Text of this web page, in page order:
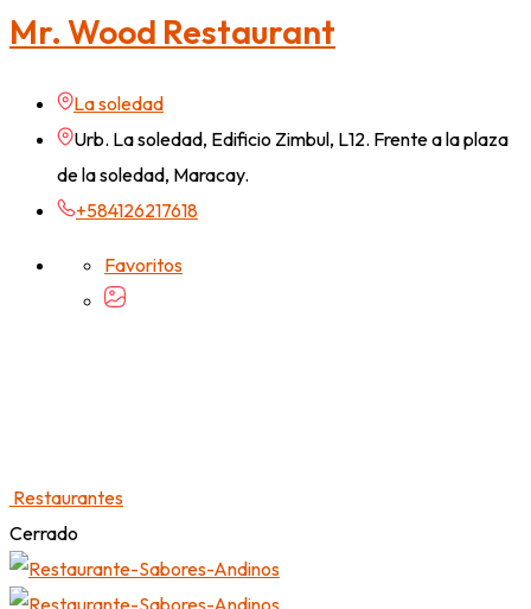
Mr. Wood Restaurant
La soledad
Urb. La soledad, Edificio Zimbul, L12. Frente a la plaza
de la soledad, Maracay.
+584126217618
Favoritos
Restaurantes
Cerrado